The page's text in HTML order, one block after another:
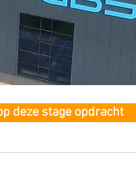
deze stage opdracht